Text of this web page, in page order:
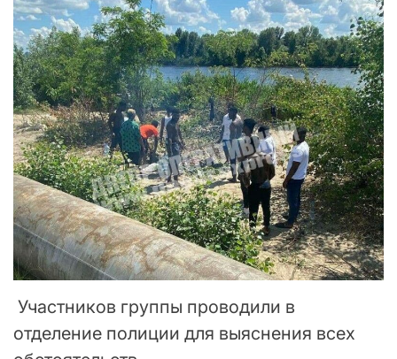
Участников группы проводили в
отделение полиции для выяснения всех